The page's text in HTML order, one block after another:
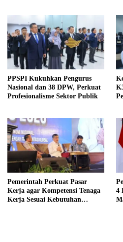
PPSPI Kukuhkan Pengurus
Nasional dan 38 DPW, Perkuat
Profesionalisme Sektor Publik
Pemerintah Perkuat Pasar
Kerja agar Kompetensi Tenaga
Kerja Sesuai Kebutuhan
4